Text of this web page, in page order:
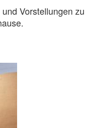
Vorstellungen zu